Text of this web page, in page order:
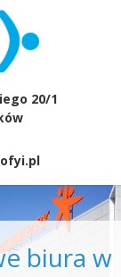
20/1
biura w